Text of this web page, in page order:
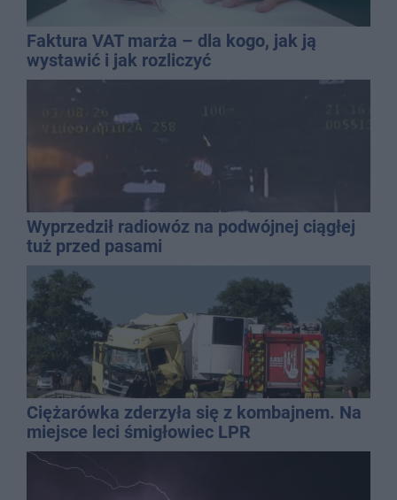
Faktura VAT marża – dla kogo, jak ją
wystawić i jak rozliczyć
Wyprzedził radiowóz na podwójnej ciągłej
tuż przed pasami
Ciężarówka zderzyła się z kombajnem. Na
miejsce leci śmigłowiec LPR